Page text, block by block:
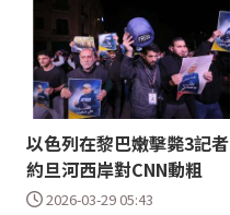
以色列在黎巴嫩擊斃3記者
約旦河西岸對CNN動粗
2026-03-29 05:43